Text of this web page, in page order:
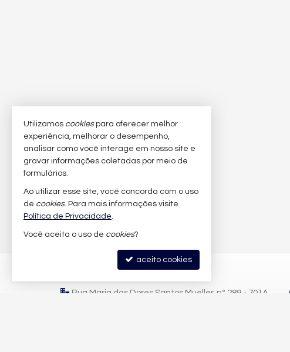
LFB IMÓVEIS
Rua Maria das Dores Santos Mueller, nº 289 - 701A
Utilizamos cookiespara oferecer melhor
experiência, melhorar o desempenho,
analisar como você interage em nosso site e
gravar informações coletadas por meio de
formulários.
Ao utilizar esse site, você concorda com o uso
de cookies. Para mais informações visite
Política de Privacidade.
Você aceita o uso de cookies?
aceito cookies